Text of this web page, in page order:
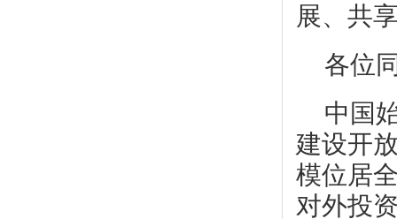
展、共
各位
中国
建设开
模位居
对外投